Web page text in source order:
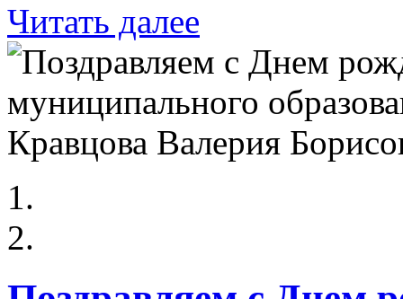
Читать далее